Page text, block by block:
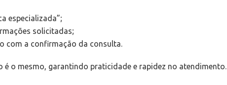
especializada”;
solicitadas;
com a confirmação da consulta.
é o mesmo, garantindo praticidade e rapidez no atendimento.